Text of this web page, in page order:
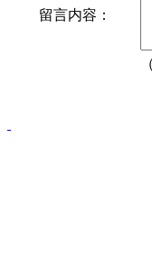
留言内容：
（